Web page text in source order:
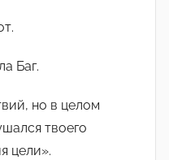
Баг.
но в целом
твоего
цели».